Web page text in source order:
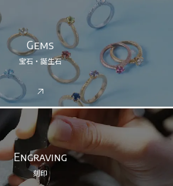
Gems
宝石・誕生石
Engraving
刻印